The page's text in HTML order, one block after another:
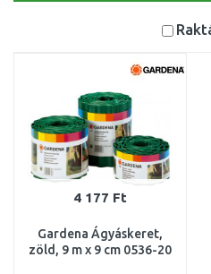
4 177 Ft
Gardena Ágyáskeret,
zöld, 9 m x 9 cm 0536-20